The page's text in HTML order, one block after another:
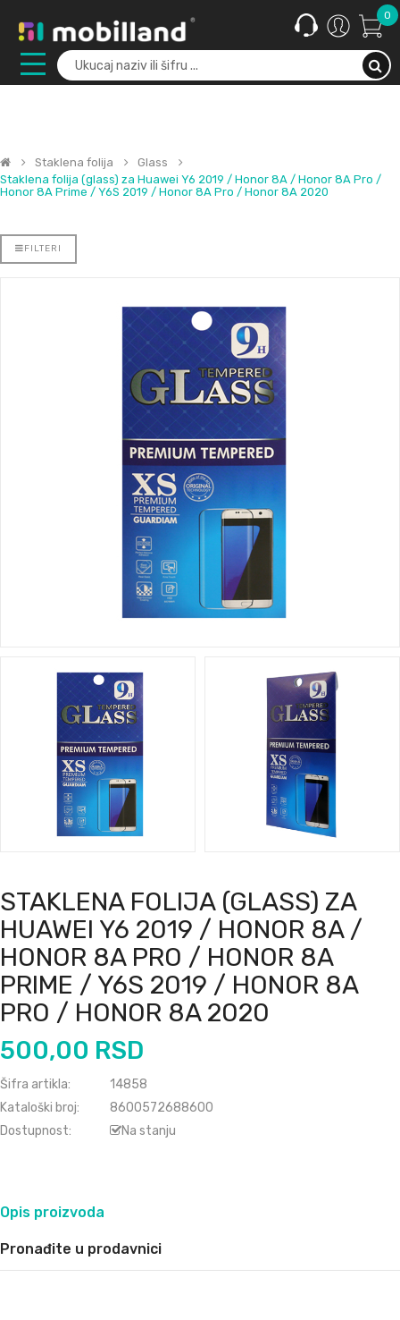
0
Staklena folija
Glass
Staklena folija (glass) za Huawei Y6 2019 / Honor 8A / Honor 8A Pro /
Honor 8A Prime / Y6S 2019 / Honor 8A Pro / Honor 8A 2020
FILTERI
STAKLENA FOLIJA (GLASS) ZA
HUAWEI Y6 2019 / HONOR 8A /
HONOR 8A PRO / HONOR 8A
PRIME / Y6S 2019 / HONOR 8A
PRO / HONOR 8A 2020
500,00 RSD
Šifra artikla:
14858
Kataloški broj:
8600572688600
Dostupnost:
Na stanju
Opis proizvoda
Pronađite u prodavnici